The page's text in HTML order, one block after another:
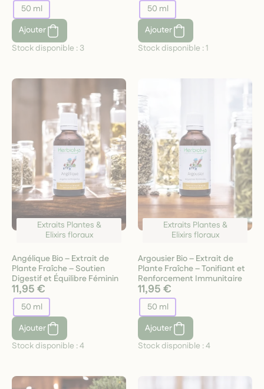
50 ml
Ajouter
Stock disponible : 3
50 ml
Ajouter
Stock disponible :1
Extraits Plantes &
Elixirs floraux
Angélique Bio – Extrait de
Plante Fraîche – Soutien
Digestif et Équilibre Féminin
11,95 €
50 ml
Ajouter
Stock disponible :4
Extraits Plantes &
Elixirs floraux
Argousier Bio – Extrait de
Plante Fraîche – Tonifiant et
Renforcement Immunitaire
11,95 €
50 ml
Ajouter
Stock disponible :4